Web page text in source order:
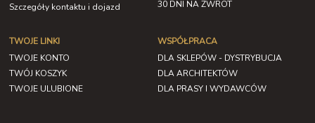
Szczegóły kontaktu i dojazd
30 DNI NA ZWROT
TWOJE LINKI
TWOJE KONTO
TWÓJ KOSZYK
TWOJE ULUBIONE
WSPÓŁPRACA
DLA SKLEPÓW - DYSTRYBUCJA
DLA ARCHITEKTÓW
DLA PRASY I WYDAWCÓW